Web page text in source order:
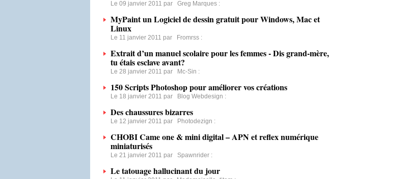
Le 09 janvier 2011 par Greg Marques :
MyPaint un Logiciel de dessin gratuit pour Windows, Mac et
Linux
Le 11 janvier 2011 par Fromrss :
Extrait d’un manuel scolaire pour les femmes - Dis grand-mère,
tu étais esclave avant?
Le 28 janvier 2011 par Mc-Sin :
150 Scripts Photoshop pour améliorer vos créations
Le 18 janvier 2011 par Blog Webdesign :
Des chaussures bizarres
Le 12 janvier 2011 par Photodezign :
CHOBI Came one & mini digital – APN et reflex numérique
miniaturisés
Le 21 janvier 2011 par Spawnrider :
Le tatouage hallucinant du jour